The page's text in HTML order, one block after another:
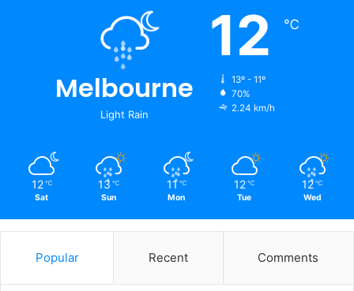
Melbourne
Light Rain
12 ℃
13º - 11º
70%
2.24 km/h
12 ℃
Sat
13 ℃
Sun
11 ℃
Mon
12 ℃
Tue
12 ℃
Wed
Popular Recent Comments